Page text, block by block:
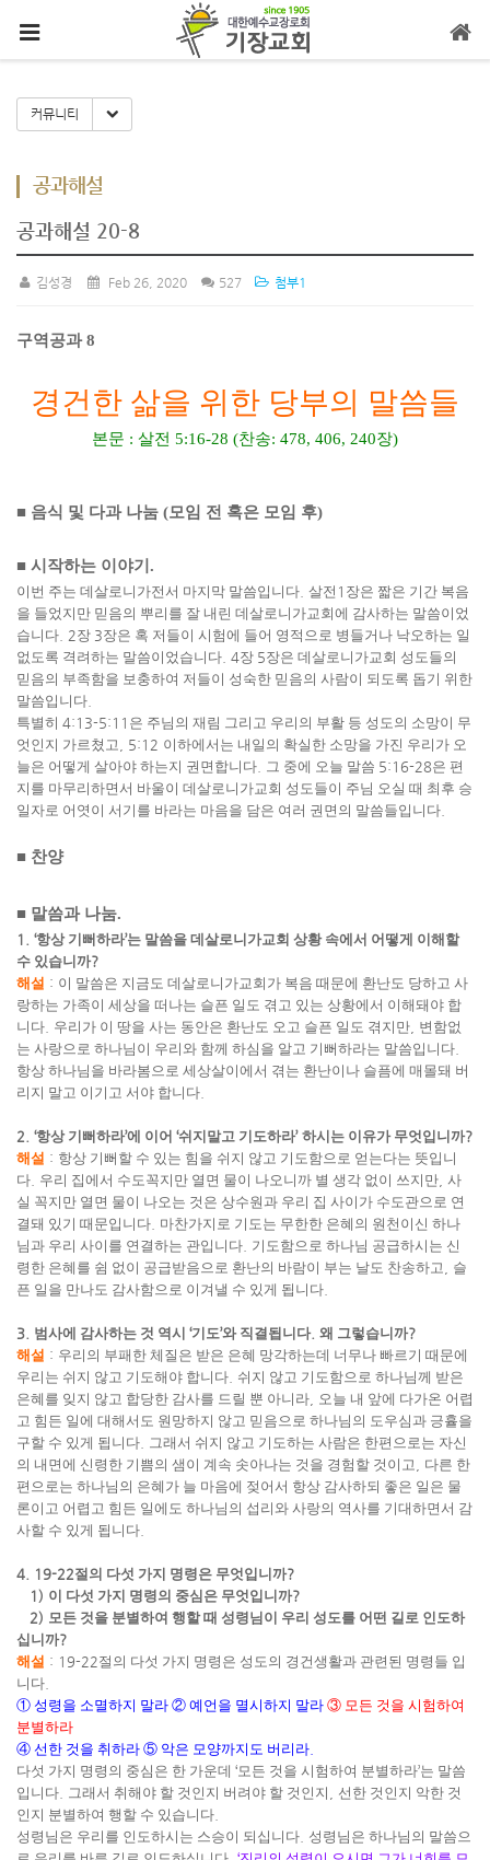
커뮤니티 Toggle Dropdown
공과해설
공과해설 20-8
김성경 Feb 26, 2020 527 첨부1
구역공과8
경건한 삶을 위한 당부의 말씀들
본문 : 살전 5:16-28 (찬송: 478, 406, 240장)
■ 음식 및 다과 나눔 (모임 전 혹은 모임 후)
■ 시작하는 이야기 .
이번 주는 데살로니가전서 마지막 말씀입니다 살전 1 장은 짧은 기간 복음
을 들었지만 믿음의 뿌리를 잘 내린 데살로니가교회에 감사하는 말씀이었
습니다 . 2장 3장은 혹 저들이 시험에 들어 영적으로 병들거나 낙오하는 일
없도록 격려하는 말씀이었습니다 . 4장 5장은 데살로니가교회 성도들의
믿음의 부족함을 보충하여 저들이 성숙한 믿음의 사람이 되도록 돕기 위한
말씀입니다
특별히 4:13-5:11 은 주님의 재림 그리고 우리의 부활 등 성도의 소망이 무
엇인지 가르쳤고 , 5:12 이하에서는 내일의 확실한 소망을 가진 우리가 오
늘은 어떻게 살아야 하는지 권면합니다 그 중에 오늘 말씀 5:16-28은 편
지를 마무리하면서 바울이 데살로니가교회 성도들이 주님 오실 때 최후 승
일자로 어엿이 서기를 바라는 마음을 담은 여러 권면의 말씀들입니다
■ 찬양
■ 말씀과 나눔.
1. ‘항상 기뻐하라’는 말씀을 데살로니가교회 상황 속에서 어떻게 이해할
수 있습니까?
해설 : 이 말씀은 지금도 데살로니가교회가 복음 때문에 환난도 당하고 사
랑하는 가족이 세상을 떠나는 슬픈 일도 겪고 있는 상황에서 이해돼야 합
니다 우리가 이 땅을 사는 동안은 환난도 오고 슬픈 일도 겪지만 변함없
는 사랑으로 하나님이 우리와 함께 하심을 알고 기뻐하라는 말씀입니다
항상 하나님을 바라봄으로 세상살이에서 겪는 환난이나 슬픔에 매몰돼 버
리지 말고 이기고 서야 합니다
2. ‘항상 기뻐하라’에 이어 ‘쉬지말고 기도하라’ 하시는 이유가 무엇입니까?
해설 : 항상 기뻐할 수 있는 힘을 쉬지 않고 기도함으로 얻는다는 뜻입니
다 우리 집에서 수도꼭지만 열면 물이 나오니까 별 생각 없이 쓰지만 사
실 꼭지만 열면 물이 나오는 것은 상수원과 우리 집 사이가 수도관으로 연
결돼 있기 때문입니다 마찬가지로 기도는 무한한 은혜의 원천이신 하나
님과 우리 사이를 연결하는 관입니다 기도함으로 하나님 공급하시는 신
령한 은혜를 쉼 없이 공급받음으로 환난의 바람이 부는 날도 찬송하고
슬
픈 일을 만나도 감사함으로 이겨낼 수 있게 됩니다
3. 범사에 감사하는 것 역시 ‘기도’와 직결됩니다. 왜 그렇습니까?
해설 : 우리의 부패한 체질은 받은 은혜 망각하는데 너무나 빠르기 때문에
우리는 쉬지 않고 기도해야 합니다 쉬지 않고 기도함으로 하나님께 받은
은혜를 잊지 않고 합당한 감사를 드릴 뿐 아니라 오늘 내 앞에 다가온 어렵
고 힘든 일에 대해서도 원망하지 않고 믿음으로 하나님의 도우심과 긍휼을
구할 수 있게 됩니다 그래서 쉬지 않고 기도하는 사람은 한편으로는 자신
의 내면에 신령한 기쁨의 샘이 계속 솟아나는 것을 경험할 것이고
다른 한
편으로는 하나님의 은혜가 늘 마음에 젖어서 항상 감사하되 좋은 일은 물
론이고 어렵고 힘든 일에도 하나님의 섭리와 사랑의 역사를 기대하면서 감
사할 수 있게 됩니다
4. 19-22절의 다섯 가지 명령은 무엇입니까?
1) 이 다섯 가지 명령의 중심은 무엇입니까?
2) 모든 것을 분별하여 행할 때 성령님이 우리 성도를 어떤 길로 인도하
십니까?
해설 : 19-22절의 다섯 가지 명령은 성도의 경건생활과 관련된 명령들 입
니다
① 성령을 소멸하지 말라 ② 예언을 멸시하지 말라 ③ 모든 것을 시험하여
분별하라
④ 선한 것을 취하라 ⑤ 악은 모양까지도 버리라
다섯 가지 명령의 중심은 한 가운데 ‘모든 것을 시험하여 분별하라’는 말씀
입니다 그래서 취해야 할 것인지 버려야 할 것인지
선한 것인지 악한 것
인지 분별하여 행할 수 있습니다
성령님은 우리를 인도하시는 스승이 되십니다 성령님은 하나님의 말씀으